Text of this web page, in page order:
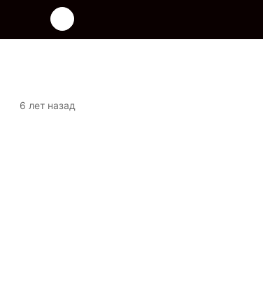
6 лет назад